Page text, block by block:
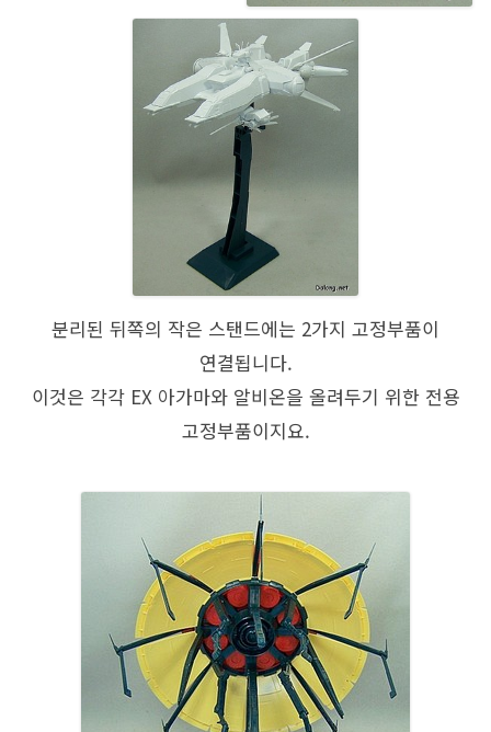
분리된 뒤쪽의 작은 스탠드에는 2가지 고정부품이
연결됩니다.
이것은 각각 EX 아가마와 알비온을 올려두기 위한 전용
고정부품이지요.